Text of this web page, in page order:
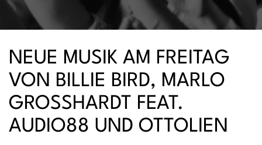
NEUE MUSIK AM FREITAG
VON BILLIE BIRD, MARLO
GROSSHARDT FEAT.
AUDIO88 UND OTTOLIEN